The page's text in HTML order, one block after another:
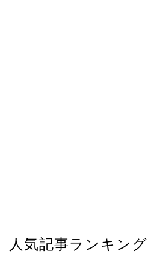
人気記事ランキング